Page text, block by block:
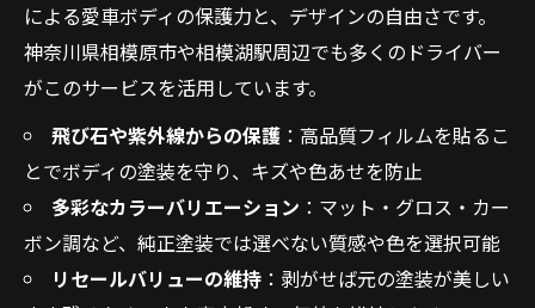
による愛車ボディの保護力と、デザインの自由さです。
神奈川県相模原市や相模湖駅周辺でも多くのドライバー
がこのサービスを活用しています。
飛び石や紫外線からの保護：高品質フィルムを貼るこ
とでボディの塗装を守り、キズや色あせを防止
多彩なカラーバリエーション ：マット・グロス・カー
ボン調など、純正塗装では選べない質感や色を選択可能
リセールバリューの維持：剥がせば元の塗装が美しい